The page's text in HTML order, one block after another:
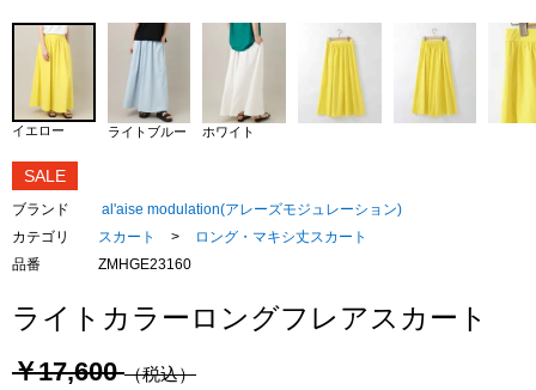
イエロー ライトブルー ホワイト
SALE
ブランド
al'aise modulation(アレーズモジュレーション)
カテゴリ
スカート >
ロング・マキシ丈スカート
品番
ZMHGE23160
ライトカラーロングフレアスカート
￥17,600（税込）